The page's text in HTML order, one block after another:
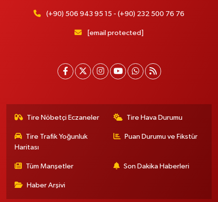
(+90) 506 943 95 15 - (+90) 232 500 76 76
[email protected]
Tire Nöbetçi Eczaneler Tire Hava Durumu
Tire Trafik Yoğunluk
Haritası
Puan Durumu ve Fikstür
Tüm Manşetler Son Dakika Haberleri
Haber Arşivi